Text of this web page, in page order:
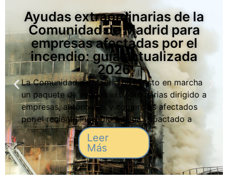
Ayudas extraordinarias de la
Comunidad de Madrid para
empresas afectadas por el
incendio: guía actualizada
2026
La Comunidad de Madrid ha puesto en marcha
un paquete de ayudas extraordinarias dirigido a
empresas, autónomos y comercios afectados
por el reciente incendio que ha impactado a
varias zonas industriales y locales de actividad
económica. Estas medidas buscan facilitar la
recuperación, garantizar la continuidad de los
negocios y reducir
Leer
Más